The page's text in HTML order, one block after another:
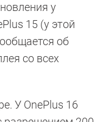
у
15 (у этой
об
со всех
У OnePlus 16